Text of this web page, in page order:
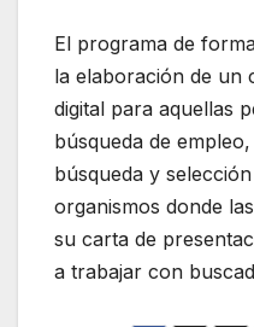
El programa de
la elaboración de
digital para aquellas
búsqueda de
búsqueda y
organismos donde
su carta de
a trabajar con